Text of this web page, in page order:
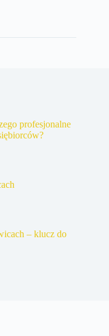
profesjonalne
– klucz do